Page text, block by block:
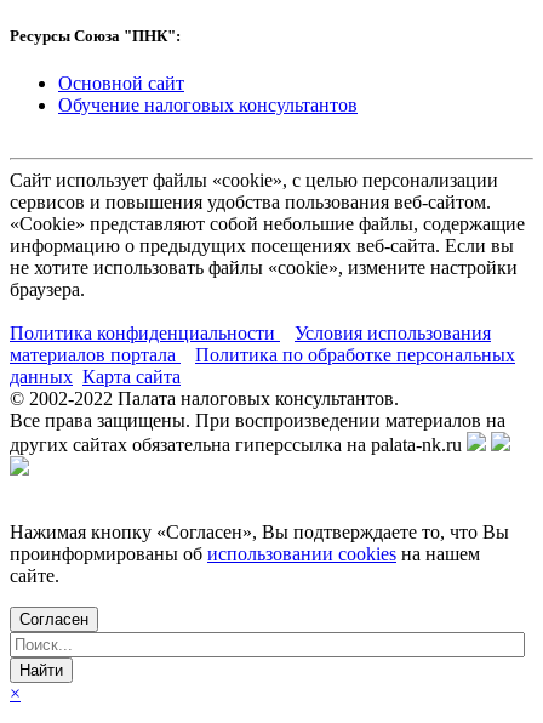
Ресурсы Союза "ПНК":
Основной сайт
Обучение налоговых консультантов
Сайт использует файлы «cookie», с целью персонализации
сервисов и повышения удобства пользования веб-сайтом.
«Cookie» представляют собой небольшие файлы, содержащие
информацию о предыдущих посещениях веб-сайта. Если вы
не хотите использовать файлы «cookie», измените настройки
браузера.
Политика конфиденциальности
Условия использования
материалов портала
Политика по обработке персональных
данных Карта сайта
© 2002-2022 Палата налоговых консультантов.
Все права защищены. При воспроизведении материалов на
других сайтах обязательна гиперссылка на palata-nk.ru
Нажимая кнопку «Согласен», Вы подтверждаете то, что Вы
проинформированы об использовании cookies на нашем
сайте.
Согласен
×